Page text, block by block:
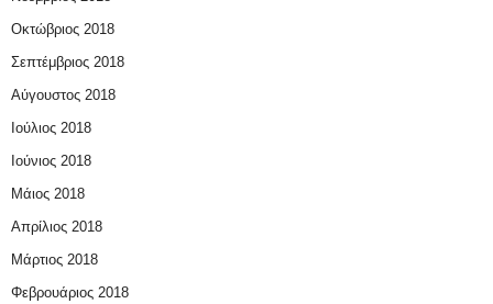
Οκτώβριος 2018
Σεπτέμβριος 2018
Αύγουστος 2018
Ιούλιος 2018
Ιούνιος 2018
Μάιος 2018
Απρίλιος 2018
Μάρτιος 2018
Φεβρουάριος 2018